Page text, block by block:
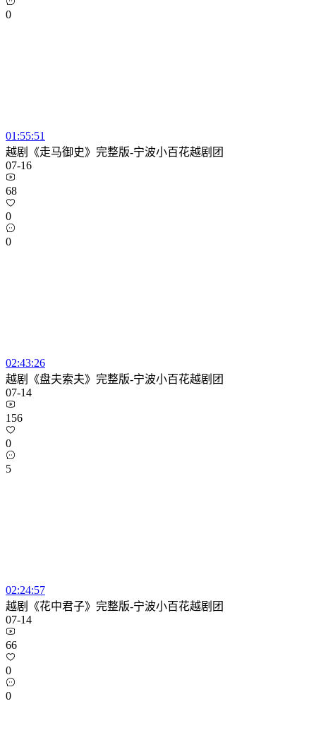
0
01:55:51
越剧《走马御史》完整版-宁波小百花越剧团
07-16
68
0
0
02:43:26
越剧《盘夫索夫》完整版-宁波小百花越剧团
07-14
156
0
5
02:24:57
越剧《花中君子》完整版-宁波小百花越剧团
07-14
66
0
0